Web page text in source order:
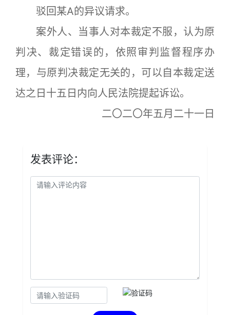
驳回某A的异议请求。
案外人、当事人对本裁定不服，认为原
判决、裁定错误的，依照审判监督程序办
理，与原判决裁定无关的，可以自本裁定送
达之日十五日内向人民法院提起诉讼。
二〇二〇年五月二十一日
发表评论：